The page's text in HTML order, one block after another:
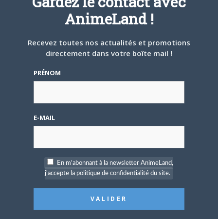
prochain volume de Nana dans
Animeland un jour...
ARTICLES LIÉS
L’AnimeLand Hors-Série
4 AOÛT 2026 0
AnimeLand !
Recevez toutes nos actualités et promotions
directement dans votre boîte mail !
PRÉNOM
E-MAIL
En m'abonnant à la newsletter AnimeLand,
j'accepte la politique de confidentialité du site.